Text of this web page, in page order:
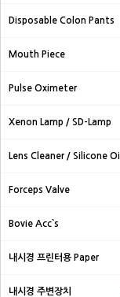
Disposable Colon Pants
Mouth Piece
Pulse Oximeter
Xenon Lamp / SD-Lamp
Lens Cleaner / Silicone Oil
Forceps Valve
Bovie Acc`s
내시경 프린터용 Paper
내시경 주변장치